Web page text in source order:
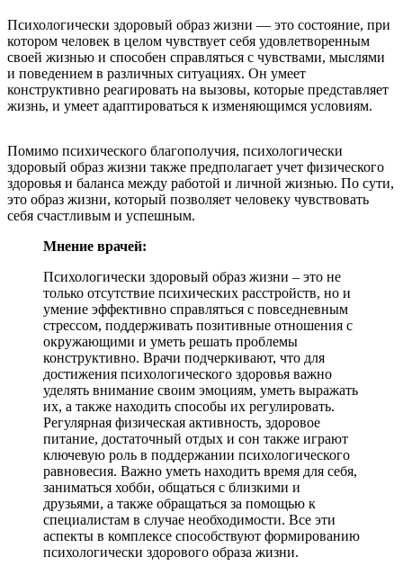
Психологически здоровый образ жизни — это состояние, при
котором человек в целом чувствует себя удовлетворенным
своей жизнью и способен справляться с чувствами, мыслями
и поведением в различных ситуациях. Он умеет
конструктивно реагировать на вызовы, которые представляет
жизнь, и умеет адаптироваться к изменяющимся условиям.
Помимо психического благополучия, психологически
здоровый образ жизни также предполагает учет физического
здоровья и баланса между работой и личной жизнью. По сути,
это образ жизни, который позволяет человеку чувствовать
себя счастливым и успешным.
Мнение врачей:
Психологически здоровый образ жизни – это не
только отсутствие психических расстройств, но и
умение эффективно справляться с повседневным
стрессом, поддерживать позитивные отношения с
окружающими и уметь решать проблемы
конструктивно. Врачи подчеркивают, что для
достижения психологического здоровья важно
уделять внимание своим эмоциям, уметь выражать
их, а также находить способы их регулировать.
Регулярная физическая активность, здоровое
питание, достаточный отдых и сон также играют
ключевую роль в поддержании психологического
равновесия. Важно уметь находить время для себя,
заниматься хобби, общаться с близкими и
друзьями, а также обращаться за помощью к
специалистам в случае необходимости. Все эти
аспекты в комплексе способствуют формированию
психологически здорового образа жизни.